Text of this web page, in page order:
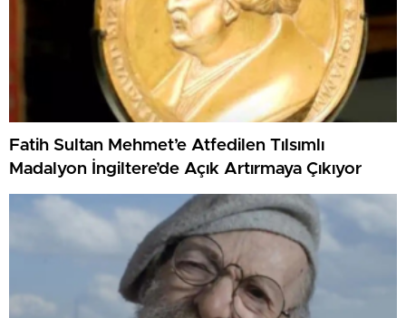
Fatih Sultan Mehmet’e Atfedilen Tılsımlı
Madalyon İngiltere’de Açık Artırmaya Çıkıyor